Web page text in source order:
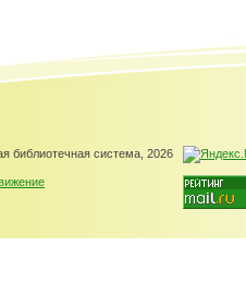
библиотечная система, 2026